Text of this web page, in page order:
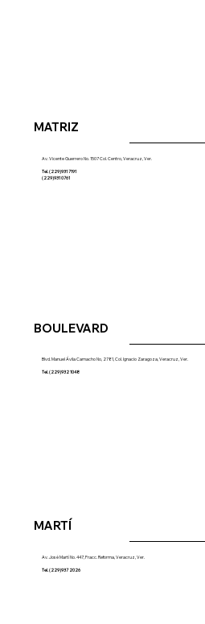
MATRIZ
Av. Vicente Guerrero No. 1507 Col. Centro, Veracruz, Ver.
Tel. (229)931 7191
(229)931 0761
BOULEVARD
Blvd. Manuel Ávila Camacho No, 2781, Col. Ignacio Zaragoza, Veracruz, Ver.
Tel. (229)932 1048
MARTÍ
Av. José Martí No. 447, Fracc. Reforma, Veracruz, Ver.
Tel. (229)937 2026